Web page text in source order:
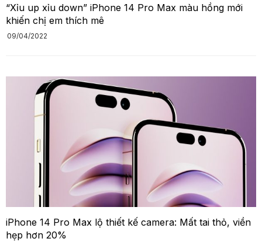
“Xỉu up xỉu down” iPhone 14 Pro Max màu hồng mới
khiến chị em thích mê
09/04/2022
iPhone 14 Pro Max lộ thiết kế camera: Mất tai thỏ, viền
hẹp hơn 20%